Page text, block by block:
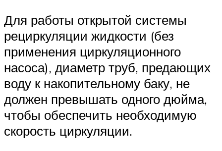
Для работы открытой системы
рециркуляции жидкости (без
применения циркуляционного
насоса), диаметр труб, предающих
воду к накопительному баку, не
должен превышать одного дюйма,
чтобы обеспечить необходимую
скорость циркуляции.